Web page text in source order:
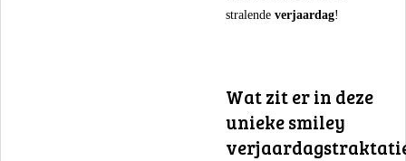
stralende verjaardag!
​Wat zit er in deze
unieke smiley